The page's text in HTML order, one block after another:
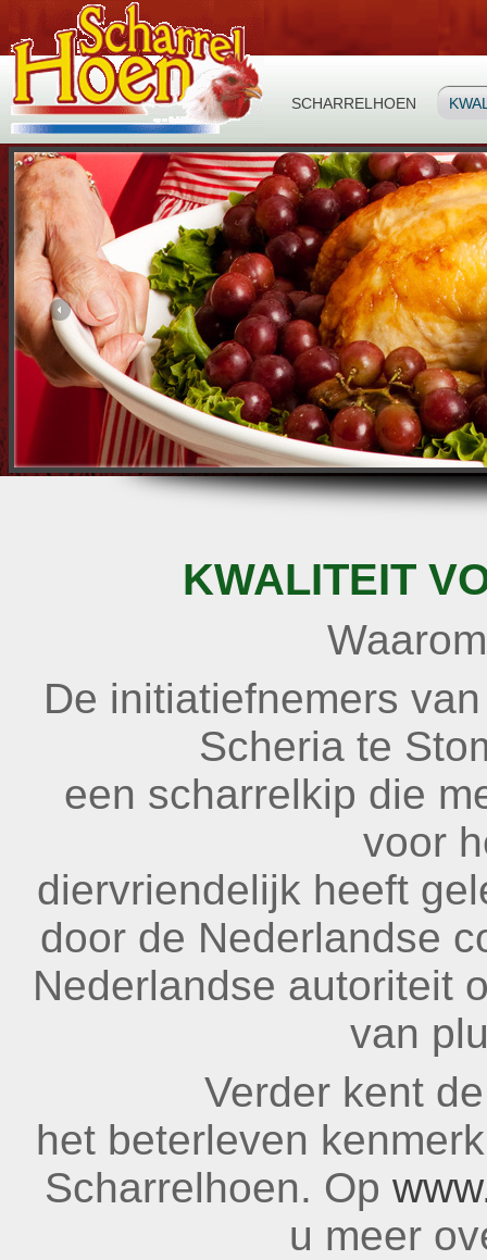
SCHARRELHOEN
KWALITEIT
De initiatiefnemers
Scheria te
een scharrelkip die
voor
diervriendelijk heeft
door de Nederlandse
Nederlandse autoriteit
van
Verder kent
het beterleven
Scharrelhoen. Op
u meer